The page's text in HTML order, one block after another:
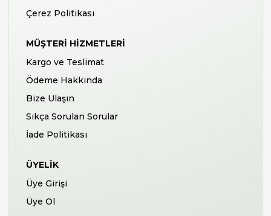
Çerez Politikası
MÜŞTERI HIZMETLERI
Kargo ve Teslimat
Ödeme Hakkında
Bize Ulaşın
Sıkça Sorulan Sorular
İade Politikası
ÜYELIK
Üye Girişi
Üye Ol